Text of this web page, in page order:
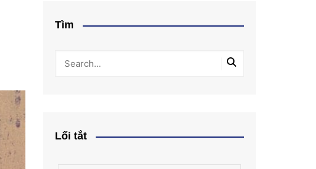
Tìm
Lối tắt